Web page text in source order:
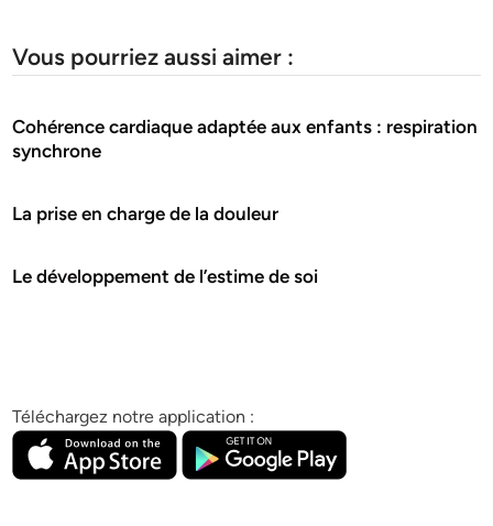
Vous pourriez aussi aimer :
Cohérence cardiaque adaptée aux enfants : respiration
synchrone
La prise en charge de la douleur
Le développement de l’estime de soi
Téléchargez notre application :